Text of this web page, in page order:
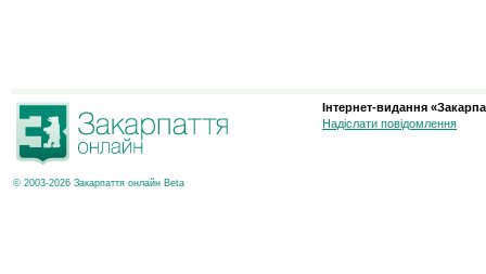
© 2003-2026 Закарпаття онлайн Beta
Інтернет-видання
Надіслати повідомлення